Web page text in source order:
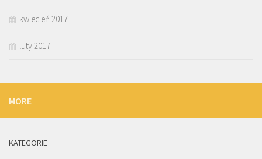
kwiecień 2017
luty 2017
MORE
KATEGORIE